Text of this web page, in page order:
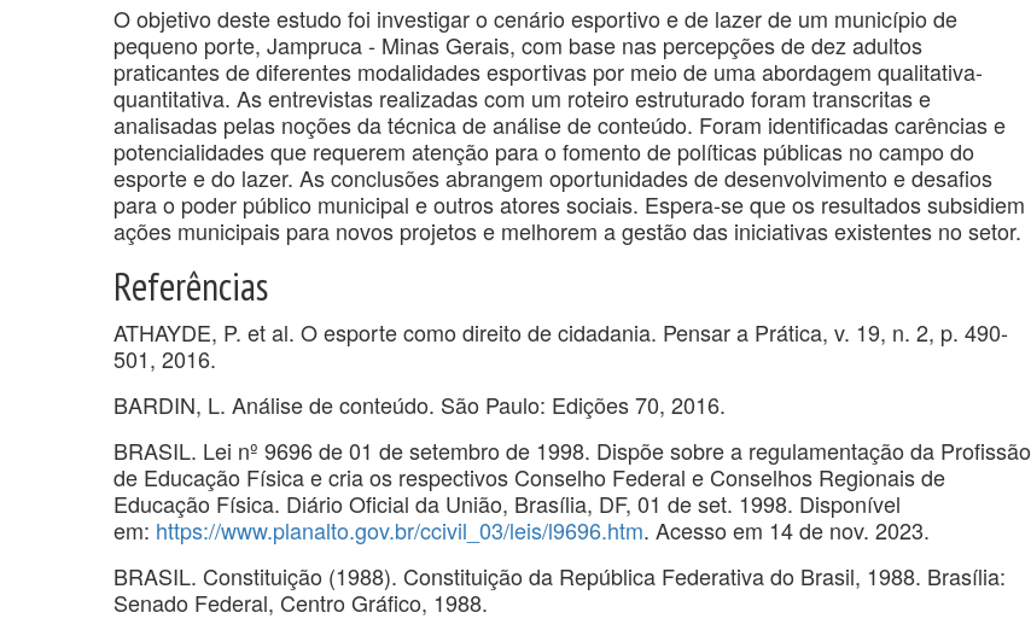
O objetivo deste estudo foi investigar o cenário esportivo e de lazer de um município de
pequeno porte, Jampruca - Minas Gerais, com base nas percepções de dez adultos
praticantes de diferentes modalidades esportivas por meio de uma abordagem qualitativa-
quantitativa. As entrevistas realizadas com um roteiro estruturado foram transcritas e
analisadas pelas noções da técnica de análise de conteúdo. Foram identificadas carências e
potencialidades que requerem atenção para o fomento de políticas públicas no campo do
esporte e do lazer. As conclusões abrangem oportunidades de desenvolvimento e desafios
para o poder público municipal e outros atores sociais. Espera-se que os resultados subsidiem
ações municipais para novos projetos e melhorem a gestão das iniciativas existentes no setor.
Referências
ATHAYDE, P. et al. O esporte como direito de cidadania. Pensar a Prática, v. 19, n. 2, p. 490-
501, 2016.
BARDIN, L. Análise de conteúdo. São Paulo: Edições 70, 2016.
BRASIL. Lei nº 9696 de 01 de setembro de 1998. Dispõe sobre a regulamentação da Profissão
de Educação Física e cria os respectivos Conselho Federal e Conselhos Regionais de
Educação Física. Diário Oficial da União, Brasília, DF, 01 de set. 1998. Disponível
em: https://www.planalto.gov.br/ccivil_03/leis/l9696.htm. Acesso em 14 de nov. 2023.
BRASIL. Constituição (1988). Constituição da República Federativa do Brasil, 1988. Brasília:
Senado Federal, Centro Gráfico, 1988.